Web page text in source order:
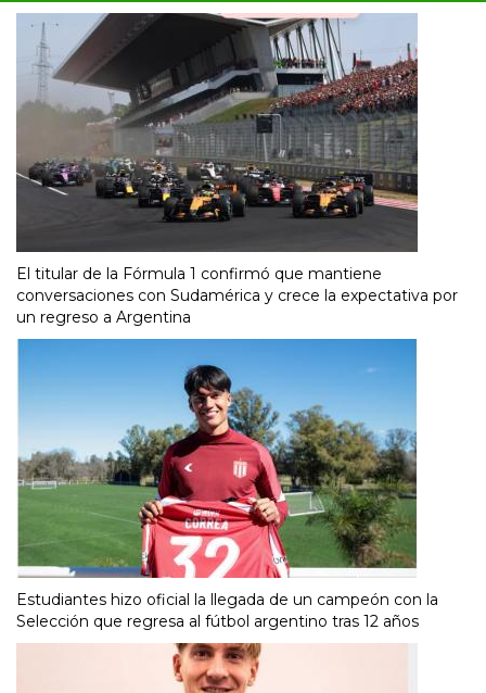
El titular de la Fórmula 1 confirmó que mantiene
conversaciones con Sudamérica y crece la expectativa por
un regreso a Argentina
Estudiantes hizo oficial la llegada de un campeón con la
Selección que regresa al fútbol argentino tras 12 años